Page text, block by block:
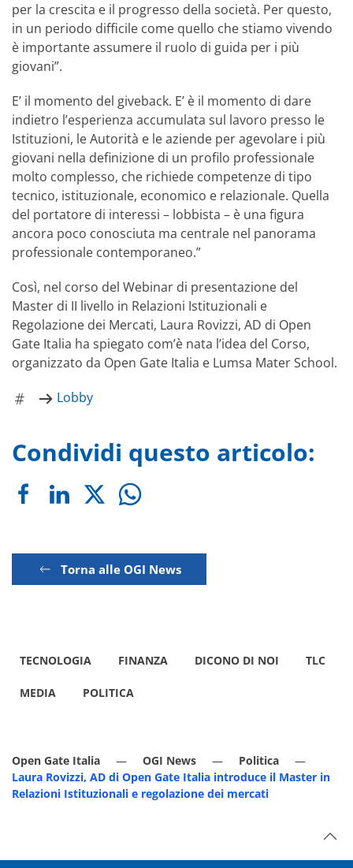
per la crescita e il progresso della società. Per questo,
in un periodo difficile come quello che stiamo vivendo
è importante assumere il ruolo di guida per i più
giovani”.
E’ il momento del giveback. E’ è il momento di dare
indietro l’esperienza accumulata sul lavoro presso le
Istituzioni, le Autorità e le aziende per agevolare i più
giovani nella definizione di un profilo professionale
molto complesso, che richiede competenze di tipo
tecnico, istituzionale, economico e relazionale. Quella
del portatore di interessi – lobbista – è una figura
ancora poco conosciuta ma centrale nel panorama
professionale contemporaneo.”
Così, nel corso del Webinar di presentazione del
Master di II livello in Relazioni Istituzionali e
Regolazione dei Mercati, Laura Rovizzi, AD di Open
Gate Italia ha spiegato com’è nata l’idea del Corso,
organizzato da Open Gate Italia e Lumsa Mater School.
Lobby
Condividi questo articolo:
Torna alle OGI News
TECNOLOGIA FINANZA DICONO DI NOI TLC
MEDIA POLITICA
Open Gate Italia OGI News
Politica
Laura Rovizzi, AD di Open Gate Italia introduce il Master in
Relazioni Istituzionali e regolazione dei mercati